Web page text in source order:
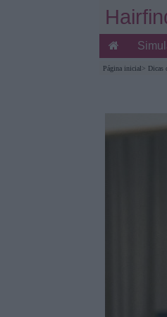
Página inicial> Dicas